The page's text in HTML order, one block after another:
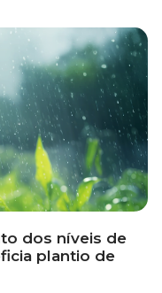
dos níveis de
plantio de